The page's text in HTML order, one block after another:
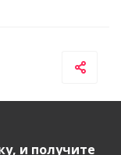
и получите